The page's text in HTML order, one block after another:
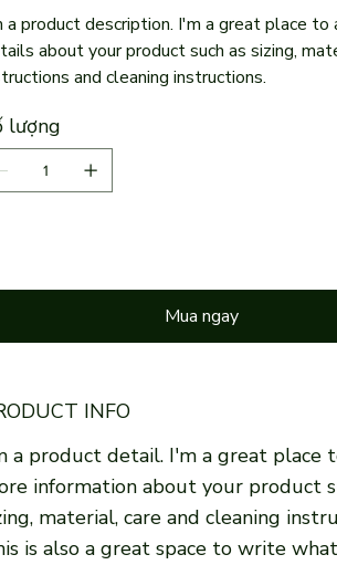
a product description. I'm a great place to
about your product such as sizing,
and cleaning instructions.
lượng
Mua ngay
INFO
a product detail. I'm a great place
information about your product
material, care and cleaning
is also a great space to write